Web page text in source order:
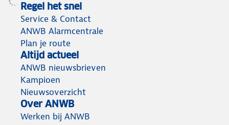
Regel het snel
Service & Contact
ANWB Alarmcentrale
Plan je route
Altijd actueel
ANWB nieuwsbrieven
Kampioen
Nieuwsoverzicht
Over ANWB
Werken bij ANWB